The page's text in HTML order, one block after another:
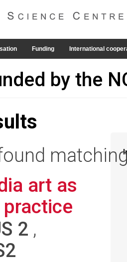
Funding International
by the
art as
2 ,